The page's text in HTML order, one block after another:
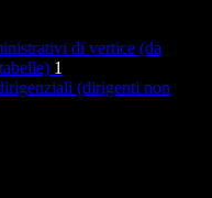
di vertice (da
1
(dirigenti non